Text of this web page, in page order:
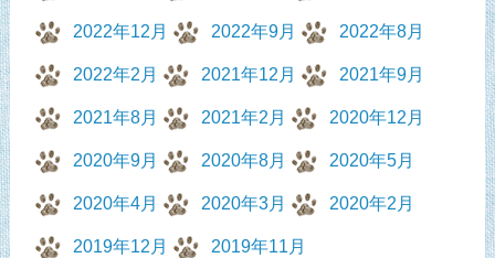
2022年12月 2022年9月 2022年8月
2022年2月 2021年12月 2021年9月
2021年8月 2021年2月 2020年12月
2020年9月 2020年8月 2020年5月
2020年4月 2020年3月 2020年2月
2019年12月 2019年11月